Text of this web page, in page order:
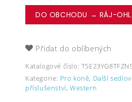
DO OBCHODU → RÁJ-
Přidat do oblíbených
Katalogové číslo:
Kategorie: Pro koně, Další
příslušenství,Western